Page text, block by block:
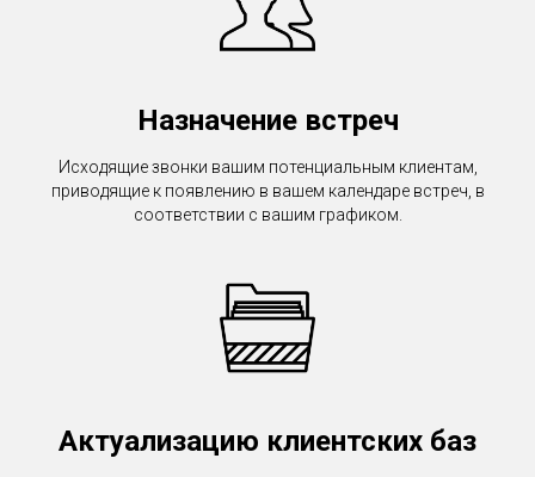
Назначение встреч
Исходящие звонки вашим потенциальным клиентам,
приводящие к появлению в вашем календаре встреч, в
соответствии с вашим графиком.
Актуализацию клиентских баз